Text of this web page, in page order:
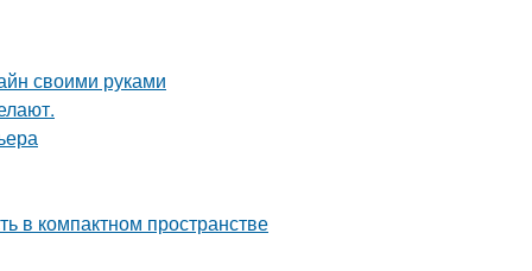
своими руками
в компактном пространстве